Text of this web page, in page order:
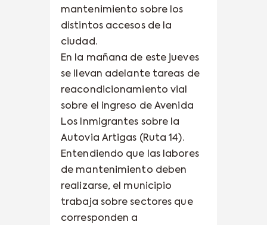
mantenimiento sobre los
distintos accesos de la
ciudad.
En la mañana de este jueves
se llevan adelante tareas de
reacondicionamiento vial
sobre el ingreso de Avenida
Los Inmigrantes sobre la
Autovia Artigas (Ruta 14).
Entendiendo que las labores
de mantenimiento deben
realizarse, el municipio
trabaja sobre sectores que
corresponden a